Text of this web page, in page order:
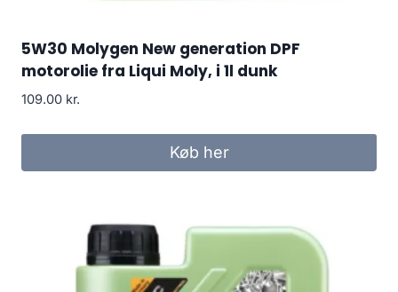
5W30 Molygen New generation DPF
motorolie fra Liqui Moly, i 1l dunk
109.00 kr.
Køb her